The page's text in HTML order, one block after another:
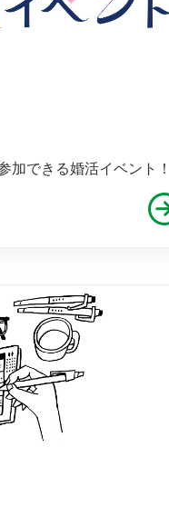
加できる婚活イベント！